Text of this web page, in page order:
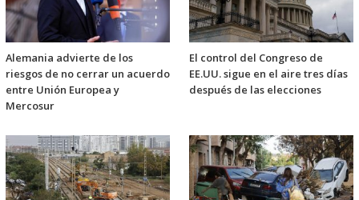
Alemania advierte de los
riesgos de no cerrar un acuerdo
entre Unión Europea y
Mercosur
El control del Congreso de
EE.UU. sigue en el aire tres días
después de las elecciones